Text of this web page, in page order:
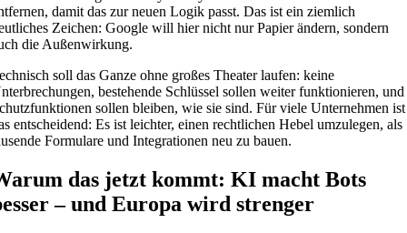
damit das zur neuen Logik passt. Das ist ein ziemlich
Zeichen: Google will hier nicht nur Papier ändern, sondern
die Außenwirkung.
soll das Ganze ohne großes Theater laufen: keine
bestehende Schlüssel sollen weiter funktionieren, und
sollen bleiben, wie sie sind. Für viele Unternehmen ist
entscheidend: Es ist leichter, einen rechtlichen Hebel umzulegen, als
Formulare und Integrationen neu zu bauen.
das jetzt kommt: KI macht Bots
– und Europa wird strenger